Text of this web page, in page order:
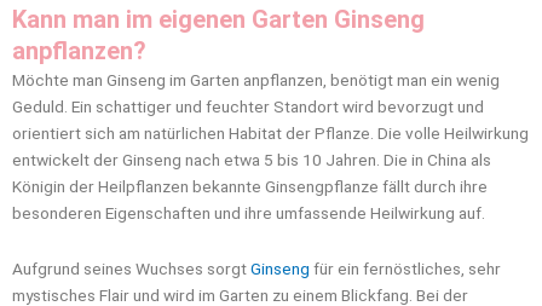
Kann man im eigenen Garten Ginseng
anpflanzen?
Möchte man Ginseng im Garten anpflanzen, benötigt man ein wenig
Geduld. Ein schattiger und feuchter Standort wird bevorzugt und
orientiert sich am natürlichen Habitat der Pflanze. Die volle Heilwirkung
entwickelt der Ginseng nach etwa 5 bis 10 Jahren. Die in China als
Königin der Heilpflanzen bekannte Ginsengpflanze fällt durch ihre
besonderen Eigenschaften und ihre umfassende Heilwirkung auf.
Aufgrund seines Wuchses sorgtGinseng für ein fernöstliches, sehr
mystisches Flair und wird im Garten zu einem Blickfang. Bei der